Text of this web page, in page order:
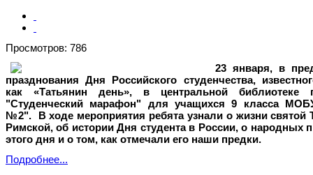
Просмотров: 786
23 января, в
празднования Дня Российского студенчества,
как «Татьянин день», в центральной библиотеке
"Студенческий марафон" для учащихся 9 класса
№2".
В ходе мероприятия ребята узнали о жизни святой
Римской, об истории Дня студента в России, о народных
этого дня и о том, как отмечали его наши предки.
Подробнее...